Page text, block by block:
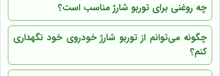
چه روغنی برای توربو شارژ مناسب است؟
چگونه می‌توانم از توربو شارژ خودروی خود نگهداری
کنم؟